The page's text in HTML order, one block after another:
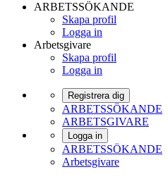
ARBETSSÖKANDE
Skapa profil
Logga in
Arbetsgivare
Skapa profil
Logga in
Registrera dig
ARBETSSÖKANDE
ARBETSGIVARE
Logga in
ARBETSSÖKANDE
Arbetsgivare